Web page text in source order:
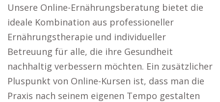
Unsere Online-Ernährungsberatung bietet die
ideale Kombination aus professioneller
Ernährungstherapie und individueller
Betreuung für alle, die ihre Gesundheit
nachhaltig verbessern möchten. Ein zusätzlicher
Pluspunkt von Online-Kursen ist, dass man die
Praxis nach seinem eigenen Tempo gestalten